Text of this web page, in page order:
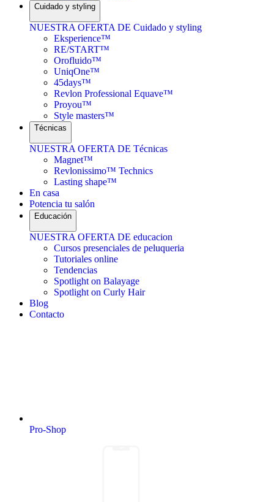
Cuidado y styling
NUESTRA OFERTA DE Cuidado y styling
Eksperience™
RE/START™
Orofluido™
UniqOne™
45days™
Revlon Professional Equave™
Proyou™
Style masters™
Técnicas
NUESTRA OFERTA DE Técnicas
Magnet™
Revlonissimo™ Technics
Lasting shape™
En casa
Potencia tu salón
Educación
NUESTRA OFERTA DE educacion
Cursos presenciales de peluqueria
Tutoriales online
Tendencias
Spotlight on Balayage
Spotlight on Curly Hair
Blog
Contacto
Pro-Shop